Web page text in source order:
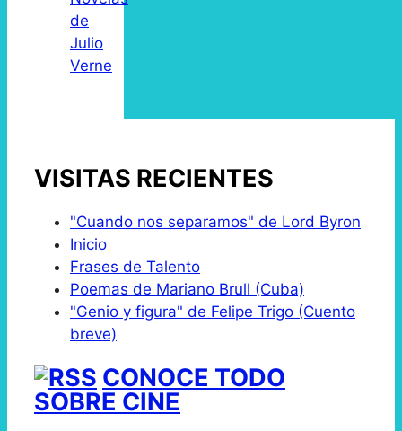
de
Julio
Verne
VISITAS RECIENTES
"Cuando nos separamos" de Lord Byron
Inicio
Frases de Talento
Poemas de Mariano Brull (Cuba)
"Genio y figura" de Felipe Trigo (Cuento
breve)
CONOCE TODO
SOBRE CINE